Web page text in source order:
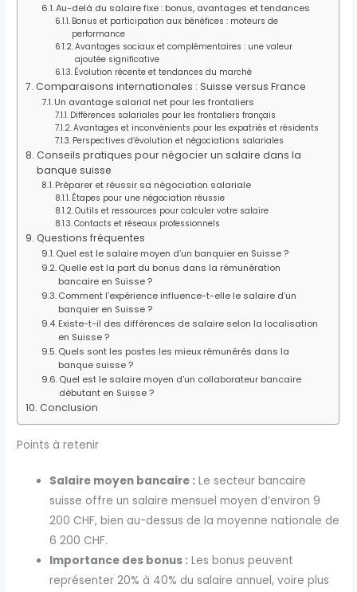
Au-delà du salaire fixe : bonus, avantages et tendances
Bonus et participation aux bénéfices : moteurs de
performance
Avantages sociaux et complémentaires : une valeur
ajoutée significative
Évolution récente et tendances du marché
Comparaisons internationales : Suisse versus France
Un avantage salarial net pour les frontaliers
Différences salariales pour les frontaliers français
Avantages et inconvénients pour les expatriés et résidents
Perspectives d’évolution et négociations salariales
Conseils pratiques pour négocier un salaire dans la
banque suisse
Préparer et réussir sa négociation salariale
Étapes pour une négociation réussie
Outils et ressources pour calculer votre salaire
Contacts et réseaux professionnels
Questions fréquentes
Quel est le salaire moyen d’un banquier en Suisse ?
Quelle est la part du bonus dans la rémunération
bancaire en Suisse ?
Comment l’expérience influence-t-elle le salaire d’un
banquier en Suisse ?
Existe-t-il des différences de salaire selon la localisation
en Suisse ?
Quels sont les postes les mieux rémunérés dans la
banque suisse ?
Quel est le salaire moyen d’un collaborateur bancaire
débutant en Suisse ?
Conclusion
Points à retenir
Salaire moyen bancaire : Le secteur bancaire
suisse offre un salaire mensuel moyen d’environ 9
200 CHF, bien au-dessus de la moyenne nationale de
6 200 CHF.
Importance des bonus : Les bonus peuvent
représenter 20% à 40% du salaire annuel, voire plus